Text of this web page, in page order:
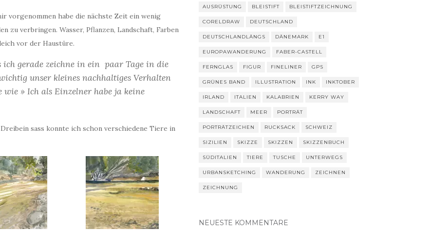
vorgenommen habe die nächste Zeit ein wenig
zu verbringen. Wasser, Pflanzen, Landschaft, Farben
vor der Haustüre.
ich gerade zeichne in ein paar Tage in die
unser kleines nachhaltiges Verhalten
» Ich als Einzelner habe ja keine
sass konnte ich schon verschiedene Tiere in
AUSRÜSTUNG BLEISTIFT BLEISTIFTZEICHNUNG
CORELDRAW DEUTSCHLAND
DEUTSCHLANDLÄNGS DÄNEMARK E1
EUROPAWANDERUNG FABER-CASTELL
FERNGLAS FIGUR FINELINER GPS
GRÜNES BAND ILLUSTRATION INK INKTOBER
IRLAND ITALIEN KALABRIEN KERRY WAY
LANDSCHAFT MEER PORTRÄT
PORTRÄTZEICHEN RUCKSACK SCHWEIZ
SIZILIEN SKIZZE SKIZZEN SKIZZENBUCH
SÜDITALIEN TIERE TUSCHE UNTERWEGS
URBANSKETCHING WANDERUNG ZEICHNEN
ZEICHNUNG
NEUESTE KOMMENTARE